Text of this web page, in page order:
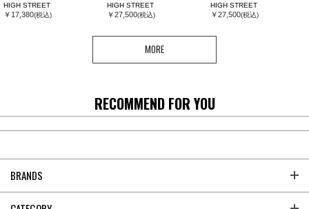
HIGH STREET
￥17,380(税込)
HIGH STREET
￥27,500(税込)
HIGH STREET
￥27,500(税込)
MORE
RECOMMEND FOR YOU
BRANDS